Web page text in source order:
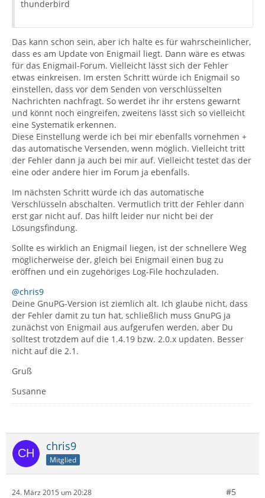
thunderbird
Das kann schon sein, aber ich halte es für wahrscheinlicher,
dass es am Update von Enigmail liegt. Dann wäre es etwas
für das Enigmail-Forum. Vielleicht lässt sich der Fehler
etwas einkreisen. Im ersten Schritt würde ich Enigmail so
einstellen, dass vor dem Senden von verschlüsselten
Nachrichten nachfragt. So werdet ihr ihr erstens gewarnt
und könnt noch eingreifen, zweitens lässt sich so vielleicht
eine Systematik erkennen.
Diese Einstellung werde ich bei mir ebenfalls vornehmen +
das automatische Versenden, wenn möglich. Vielleicht tritt
der Fehler dann ja auch bei mir auf. Vielleicht testet das der
eine oder andere hier im Forum ja ebenfalls.
Im nächsten Schritt würde ich das automatische
Verschlüsseln abschalten. Vermutlich tritt der Fehler dann
erst gar nicht auf. Das hilft leider nur nicht bei der
Lösungsfindung.
Sollte es wirklich an Enigmail liegen, ist der schnellere Weg
möglicherweise der, gleich bei Enigmail einen bug zu
eröffnen und ein zugehöriges Log-File hochzuladen.
@chris9
Deine GnuPG-Version ist ziemlich alt. Ich glaube nicht, dass
der Fehler damit zu tun hat, schließlich muss GnuPG ja
zunächst von Enigmail aus aufgerufen werden, aber Du
solltest trotzdem auf die 1.4.19 bzw. 2.0.x updaten. Besser
nicht auf die 2.1.
Gruß
Susanne
chris9
Mitglied
24. März 2015 um 20:28 #5